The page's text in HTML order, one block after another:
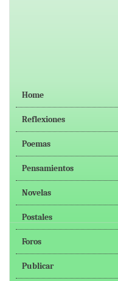
Home
Reflexiones
Poemas
Pensamientos
Novelas
Postales
Foros
Publicar